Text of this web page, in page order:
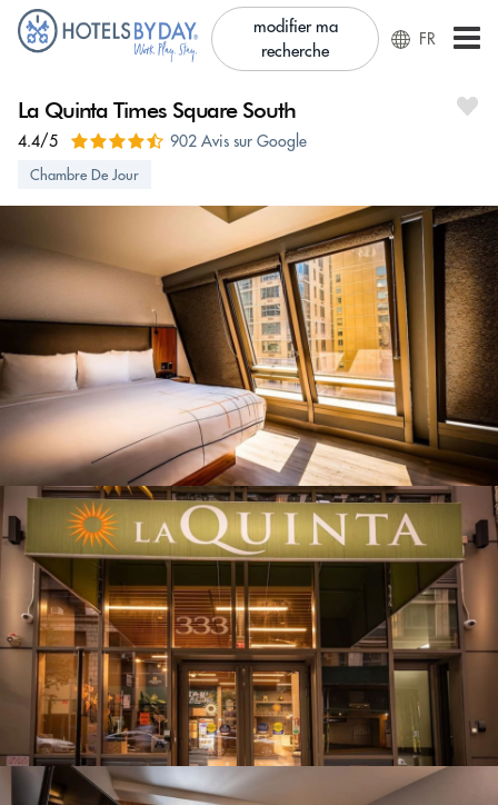
modifier ma
recherche
FR
La Quinta Times Square South
4.4/5 902 Avis sur Google
Chambre De Jour